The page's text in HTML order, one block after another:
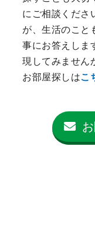
にご相談くださ
が、生活のこと
事にお答えしま
現してみません
お部屋探しはこ